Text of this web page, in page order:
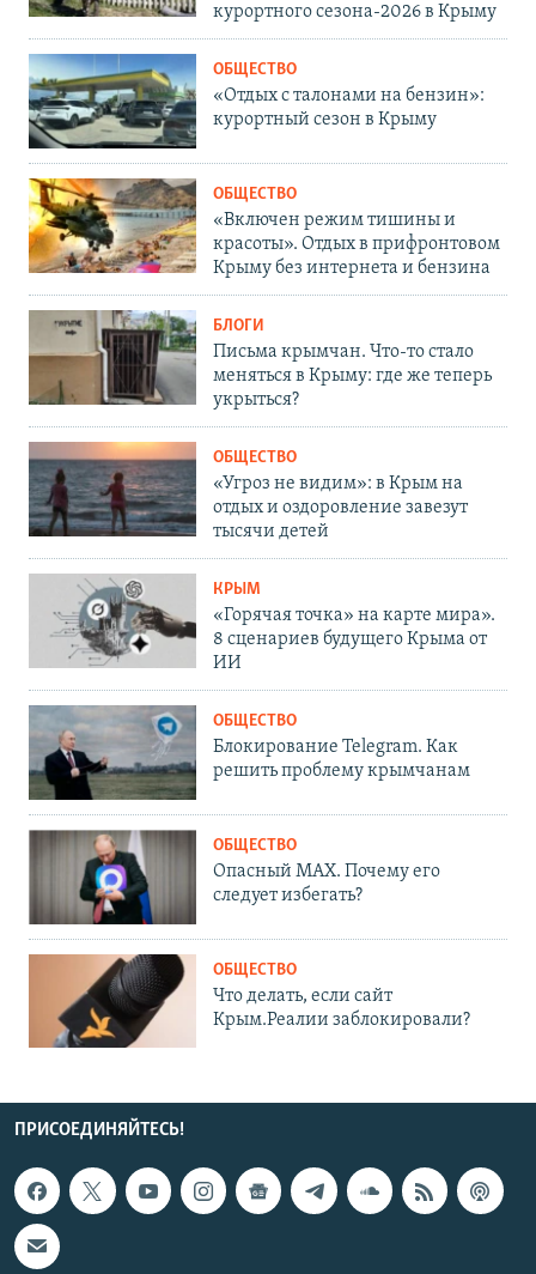
курортного сезона-2026 в Крыму
ОБЩЕСТВО
«Отдых с талонами на бензин»:
курортный сезон в Крыму
ОБЩЕСТВО
«Включен режим тишины и
красоты». Отдых в прифронтовом
Крыму без интернета и бензина
БЛОГИ
Письма крымчан. Что-то стало
меняться в Крыму: где же теперь
укрыться?
ОБЩЕСТВО
«Угроз не видим»: в Крым на
отдых и оздоровление завезут
тысячи детей
КРЫМ
«Горячая точка» на карте мира».
8 сценариев будущего Крыма от
ИИ
ОБЩЕСТВО
Блокирование Telegram. Как
решить проблему крымчанам
ОБЩЕСТВО
Опасный MAX. Почему его
следует избегать?
ОБЩЕСТВО
Что делать, если сайт
Крым.Реалии заблокировали?
ПРИСОЕДИНЯЙТЕСЬ!